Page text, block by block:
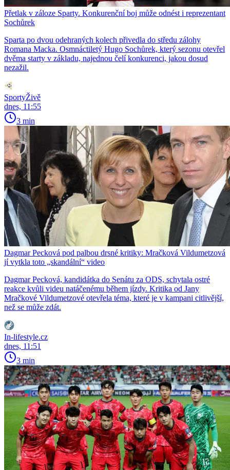
Přetlak v záloze Sparty. Konkurenční boj může odnést i reprezentant
Sochůrek
Sparta po dvou odehraných kolech přivedla do středu zálohy
Romana Macka. Osmnáctiletý Hugo Sochůrek, který sezonu otevřel
dvěma starty v základu, najednou čelí konkurenci, jakou dosud
nezažil.
SportyŽivě
dnes, 11:55
3 min
Dagmar Pecková pod palbou drsné kritiky: Mračková Vildumetzová
jí vytkla toto „skandální“ video
Dagmar Pecková, kandidátka do Senátu za ODS, schytala ostré
reakce kvůli videu natáčenému během jízdy. Kritika od Jany
Mračkové Vildumetzové otevřela téma, které je v kampani citlivější,
než se může zdát.
In-lifestyle.cz
dnes, 11:51
3 min